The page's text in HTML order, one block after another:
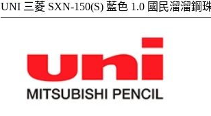
UNI 三菱 SXN-150(S) 藍色 1.0 國民溜溜鋼